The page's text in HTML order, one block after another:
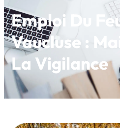
Emploi Du
Vaucluse :
La Vigilance